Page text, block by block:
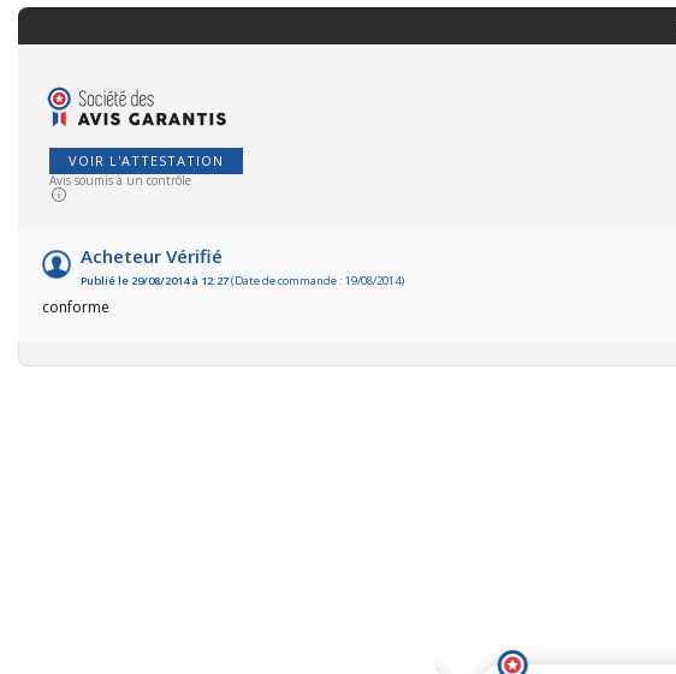
VOIR L'ATTESTATION
Avis soumis à un contrôle
Acheteur Vérifié
Publié le 29/08/2014 à 12:27(Date de commande : 19/08/2014)
conforme